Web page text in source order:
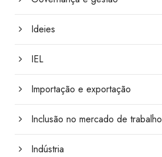
Ideies
IEL
Importação e exportação
Inclusão no mercado de trabalho
Indústria